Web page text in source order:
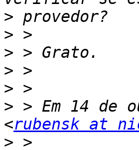
>
>
>
>
>
> > Em 14 de
<rubensk at
>